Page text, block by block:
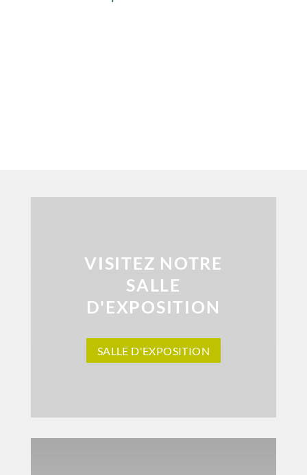
VISITEZ NOTRE
SALLE
D'EXPOSITION
SALLE D'EXPOSITION